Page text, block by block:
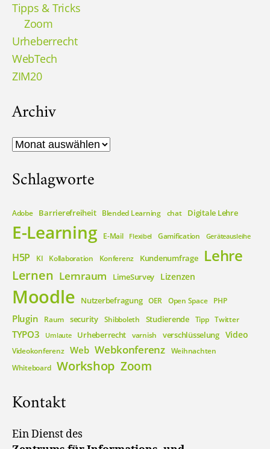
Tipps & Tricks
Zoom
Urheberrecht
WebTech
ZIM20
Archiv
Archiv
Schlagworte
Adobe Barrierefreiheit Blended Learning chat Digitale Lehre
E-Learning E-Mail Flexibel Gamification Geräteausleihe
H5P KI Kollaboration Konferenz Kundenumfrage Lehre
Lernen Lernraum LimeSurvey Lizenzen
Moodle Nutzerbefragung OER Open Space PHP
Plugin Raum security Shibboleth Studierende Tipp Twitter
TYPO3 Umlaute Urheberrecht varnish verschlüsselung Video
Videokonferenz Web Webkonferenz Weihnachten
Whiteboard Workshop Zoom
Kontakt
Ein Dienst des